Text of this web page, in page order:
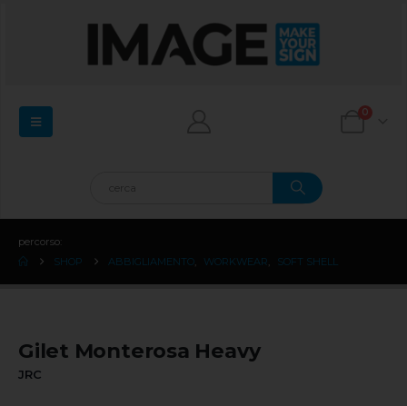
0
percorso:
SHOP
ABBIGLIAMENTO WORKWEAR SOFT SHELL
Gilet Monterosa Heavy
JRC